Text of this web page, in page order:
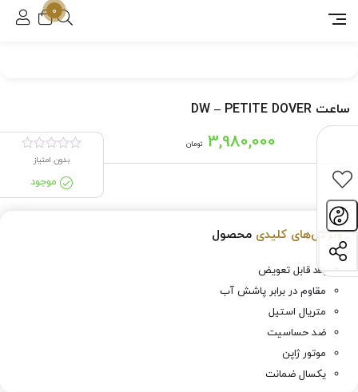
0
ساعت DW – PETITE DOVER
3,980,000 تومان
بدون امتیاز
موجود
ویژگی‌های کلیدی محصول
بند قابل تعویض
مقاوم در برابر پاشش آب
متریال استیل
ضد حساسیت
موتور ژاپن
یکسال ضمانت